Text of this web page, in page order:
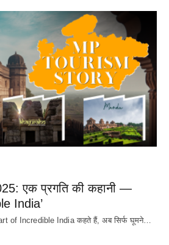
एक प्रगति की कहानी —
India’
of Incredible India कहते हैं, अब सिर्फ घूमने…